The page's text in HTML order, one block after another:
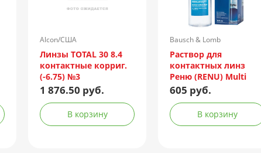
Alcon/США
Линзы TOTAL 30 8.4
контактные корриг.
(-6.75) №3
1 876.50 руб.
В корзину
Bausch & Lomb
Incorporated/Италия
Раствор для
контактных линз
Реню (RENU) Multi
Plus 360мл +
контейнер
605 руб.
В корзину